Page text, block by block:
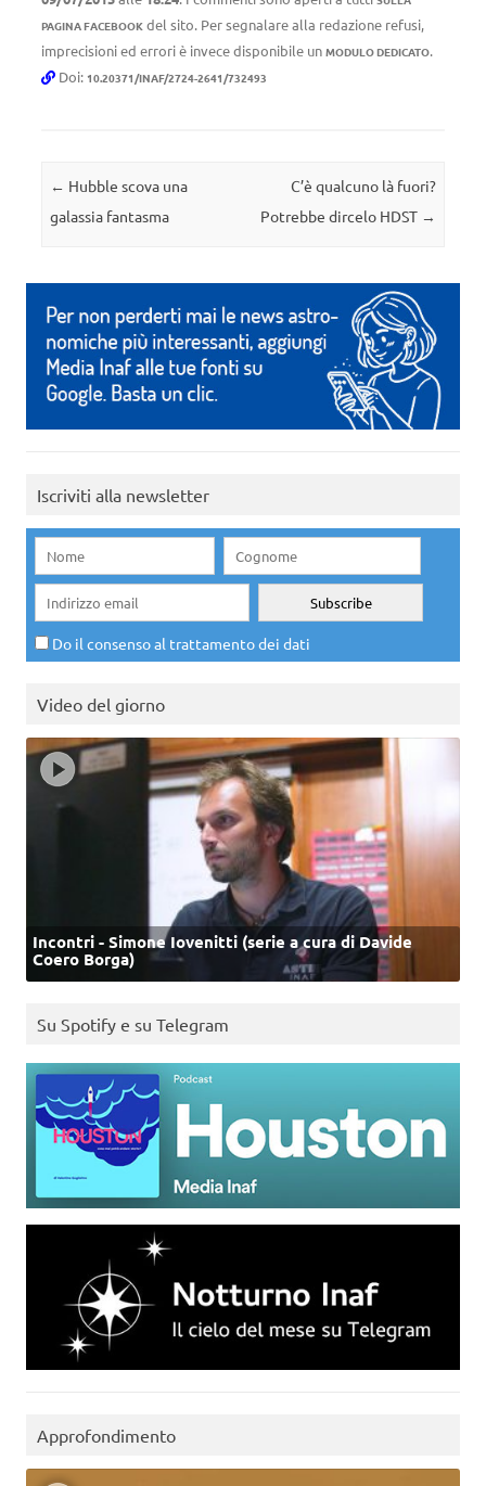
PAGINA FACEBOOK del sito. Per segnalare alla redazione refusi,
imprecisioni ed errori è invece disponibile un MODULO DEDICATO.
Doi: 10.20371/INAF/2724-2641/732493
Navigazione articolo
← Hubble scova una
galassia fantasma
C’è qualcuno là fuori?
Potrebbe dircelo HDST →
Iscriviti alla newsletter
Do il consenso al trattamento dei dati
Video del giorno
Incontri - Simone Iovenitti (serie a cura di Davide
Coero Borga)
Su Spotify e su Telegram
Approfondimento